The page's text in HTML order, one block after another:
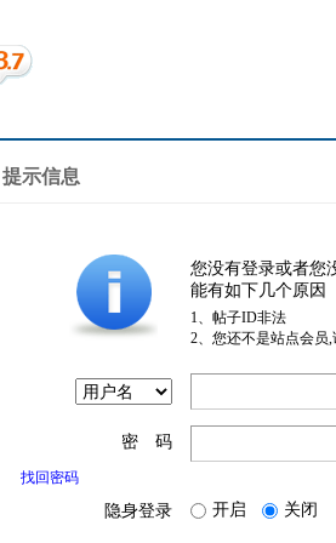
提示信息
您没有登录或者您
能有如下几个原因
1、帖子ID非法
2、您还不是站点会员
密 码
找回密码
隐身登录 开启 关闭